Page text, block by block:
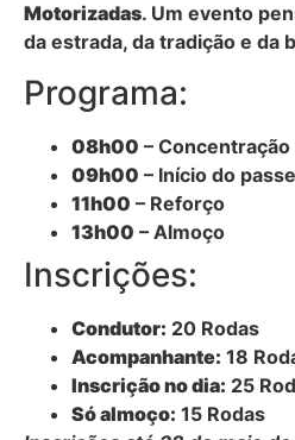
Motorizadas. Um evento
da estrada, da tradição e da
Programa:
08h00 –
09h00 – Início do
11h00 – Reforço
13h00 – Almoço
Inscrições:
Condutor: 20 Rodas
Acompanhante: 18
Inscrição no dia: 25
Só almoço: 15 Rodas